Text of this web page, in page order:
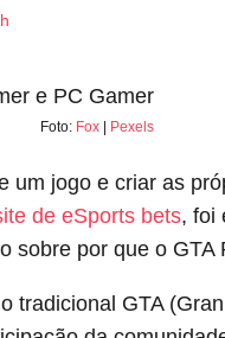
Foto: Fox Pexels
um jogo e criar as
de eSports bets, foi
sobre por que o GTA
tradicional GTA